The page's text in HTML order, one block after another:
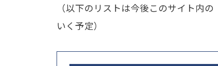
（以下のリストは今後このサイト内
いく予定）